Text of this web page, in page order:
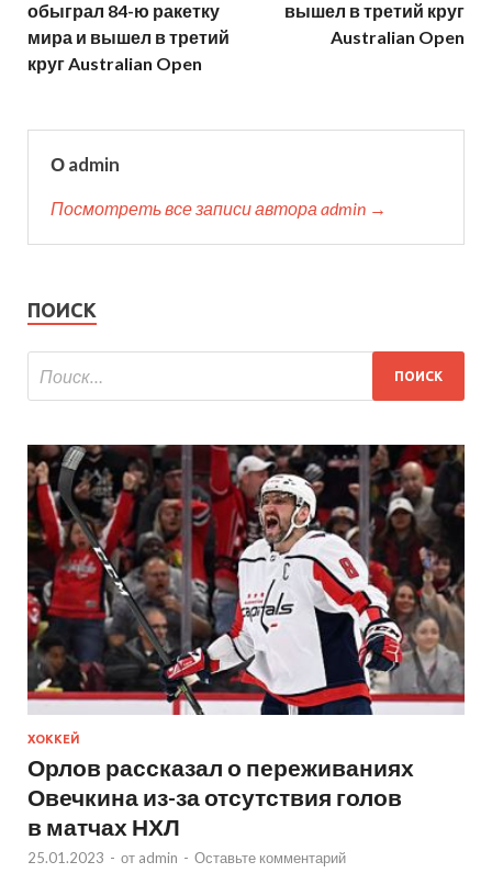
обыграл 84-ю ракетку
мира и вышел в третий
круг Australian Open
вышел в третий круг
Australian Open
О admin
Посмотреть все записи автора admin →
ПОИСК
ХОККЕЙ
Орлов рассказал о переживаниях
Овечкина из-за отсутствия голов
в матчах НХЛ
25.01.2023 - от admin - Оставьте комментарий